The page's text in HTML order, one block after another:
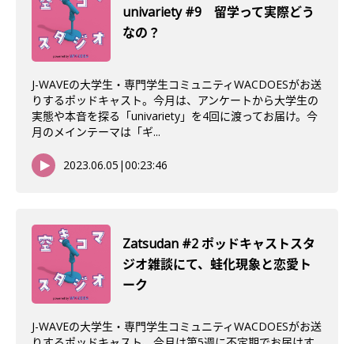
univariety #9 留学って実際どう
なの？
J-WAVEの大学生・専門学生コミュニティWACDOESがお送
りするポッドキャスト。今月は、アンケートから大学生の
実態や本音を探る「univariety」を4回に渡ってお届け。今
月のメインテーマは「ギ...
2023.06.05 |00:23:46
Zatsudan #2 ポッドキャストスタ
ジオ雑談にて、蛙化現象と恋愛ト
ーク
J-WAVEの大学生・専門学生コミュニティWACDOESがお送